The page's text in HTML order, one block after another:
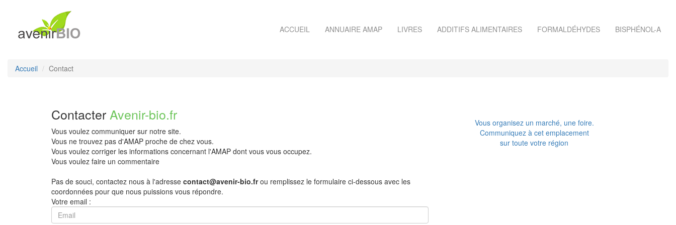
ACCUEIL ANNUAIRE AMAP LIVRES ADDITIFS ALIMENTAIRES FORMALDÉHYDES BISPHÉNOL-A
Accueil Contact
Contacter Avenir-bio.fr
Vous voulez communiquer sur notre site.
Vous ne trouvez pas d'AMAP proche de chez vous.
Vous voulez corriger les informations concernant l'AMAP dont vous vous occupez.
Vous voulez faire un commentaire
Pas de souci, contactez nous à l'adresse contact@avenir-bio.frou remplissez le formulaire ci-dessous avec les
coordonnées pour que nous puissions vous répondre.
Votre email :
Vous organisez un marché, une foire.
Communiquez à cet emplacement
sur toute votre région